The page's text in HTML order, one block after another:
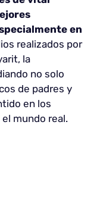
en
realizados por
la
no solo
de padres y
en los
mundo real.